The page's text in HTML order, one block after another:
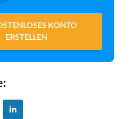
KONTO
ERSTELLEN
: